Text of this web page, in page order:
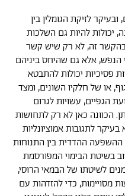
לזיקת הגומלין בין
יכולות להיות גם השלכות
בהקשר זה, לא רק שיש קשר
הנפש, אלא גם שהיחס ביניהם
פסיכיות יכולות להתבטא
או של חלקיו השונים, ומצד
הגפיים, עשויות לגרום
הכוונה כאן לא רק לתחושות
לתגובות אמוציונליות
ההשפעה ההדדית בין התנוחות
בשיטת הבימוי המפורסמת
לשיטתו של הבמאי הרוסי,
מסויימות, כדי להזדהות עם